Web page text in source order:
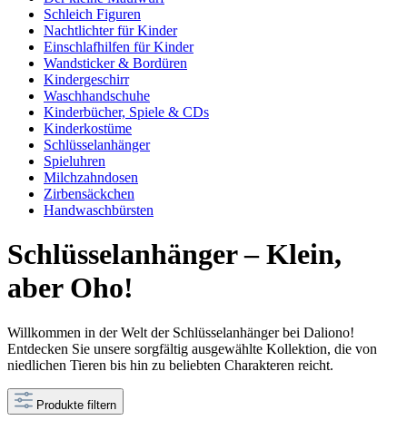
Schleich Figuren
Nachtlichter für Kinder
Einschlafhilfen für Kinder
Wandsticker & Bordüren
Kindergeschirr
Waschhandschuhe
Kinderbücher, Spiele & CDs
Kinderkostüme
Schlüsselanhänger
Spieluhren
Milchzahndosen
Zirbensäckchen
Handwaschbürsten
Schlüsselanhänger – Klein,
aber Oho!
Willkommen in der Welt der Schlüsselanhänger bei Daliono!
Entdecken Sie unsere sorgfältig ausgewählte Kollektion, die von
niedlichen Tieren bis hin zu beliebten Charakteren reicht.
Produkte filtern